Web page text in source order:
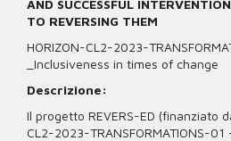
AND SUCCESSFUL
TO REVERSING THEM
HORIZON-CL2-2023-
_Inclusiveness in times of change
Descrizione:
Il progetto REVERS-ED (finanziato
CL2-2023-TRANSFORMATIONS-